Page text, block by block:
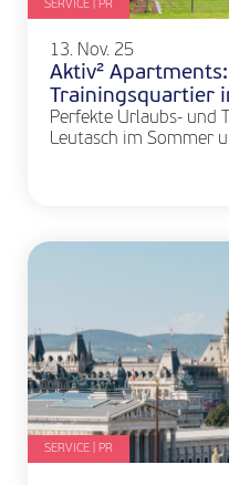
SERVICE | PR
13. Nov. 25
Aktiv²
Trainingsquartier
Perfekte Urlaubs- und
Leutasch im Sommer
SERVICE | PR